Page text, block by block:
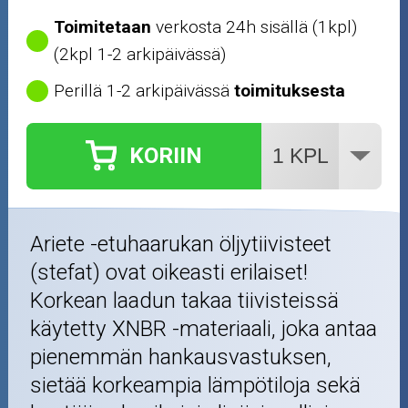
Toimitetaan verkosta 24h sisällä (1kpl)
(2kpl 1-2 arkipäivässä)
Perillä 1-2 arkipäivässätoimituksesta
KORIIN
Ariete -etuhaarukan öljytiivisteet
(stefat) ovat oikeasti erilaiset!
Korkean laadun takaa tiivisteissä
käytetty XNBR -materiaali, joka antaa
pienemmän hankausvastuksen,
sietää korkeampia lämpötiloja sekä